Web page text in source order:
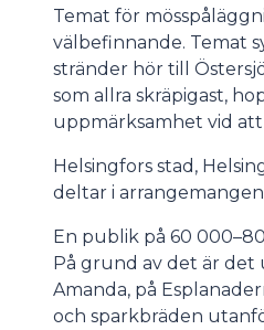
Temat för
välbefinnande. Temat
stränder hör till
som allra skräpigast,
uppmärksamhet vid
Helsingfors stad,
deltar i
En publik på 60
På grund av det är det
Amanda, på
och sparkbräden